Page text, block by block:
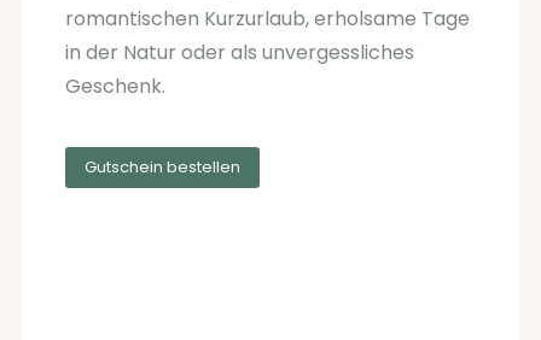
romantischen Kurzurlaub, erholsame Tage
in der Natur oder als unvergessliches
Geschenk.
Gutschein bestellen